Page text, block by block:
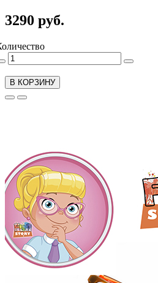
3290 руб.
В КОРЗИНУ